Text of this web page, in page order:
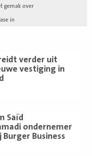
gemak over
in
verder uit
vestiging in
Saïd
ondernemer
Burger Business